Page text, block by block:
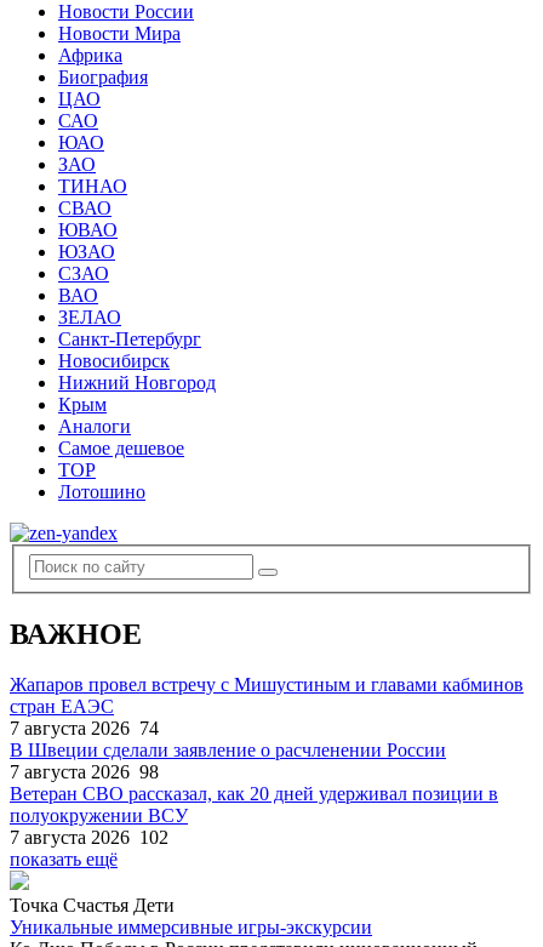
Новости России
Новости Мира
Африка
Биография
ЦАО
САО
ЮАО
ЗАО
ТИНАО
СВАО
ЮВАО
ЮЗАО
СЗАО
ВАО
ЗЕЛАО
Санкт-Петербург
Новосибирск
Нижний Новгород
Крым
Аналоги
Самое дешевое
TOP
Лотошино
ВАЖНОЕ
Жапаров провел встречу с Мишустиным и главами кабминов
стран ЕАЭС
7 августа 2026 74
В Швеции сделали заявление о расчленении России
7 августа 2026 98
Ветеран СВО рассказал, как 20 дней удерживал позиции в
полуокружении ВСУ
7 августа 2026 102
показать ещё
Точка Счастья Дети
Уникальные иммерсивные игры-экскурсии